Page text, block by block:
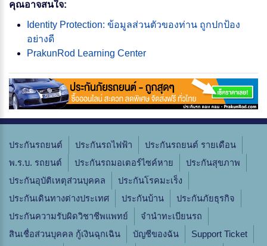
คุณอาจสนใจ:
Identity Protection: ข้อมูลส่วนตัวของท่าน ถูกปกป้อง
อย่างดี
PrakunRod Learning Center
ประกันรถยนต์ ประกันรถไฟฟ้า
ประกันรถยนต์ รายเดือน
พ.ร.บ. รถยนต์
ประกันรถมอเตอร์ไซค์หาย
ประกันสุขภาพ
ประกันอุบัติเหตุส่วนบุคคล
ประกันโรคมะเร็ง
ประกันเดินทางต่างประเทศ
ประกันบ้าน
ประกันภัยธุรกิจ
ประกันความรับผิดวิชาชีพแพทย์
จํานําทะเบียนรถ
สินเชื่อส่วนบุคคล กู้เงินฉุกเฉิน
บัญชีของฉัน
Support Ticket